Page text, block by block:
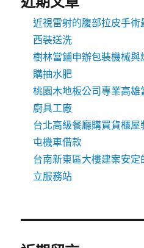
近視雷射的腹部拉皮手
西裝送洗
樹林當鋪申辦包裝機械
購抽水肥
桃園木地板公司專業高
廚具工廠
台北高級餐廳購買貨櫃
屯機車借款
台南新東區大樓建案安
立服務站